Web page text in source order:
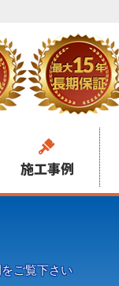
施工事例
ご覧下さい